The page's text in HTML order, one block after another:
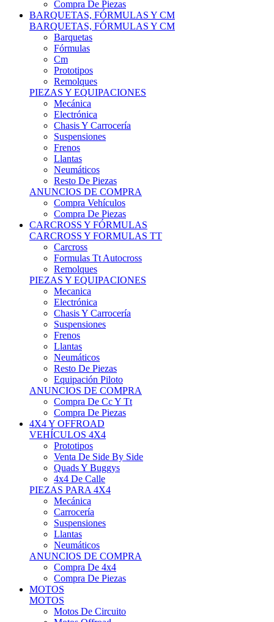
Compra De Piezas
BARQUETAS, FÓRMULAS Y CM
BARQUETAS, FÓRMULAS Y CM
Barquetas
Fórmulas
Cm
Prototipos
Remolques
PIEZAS Y EQUIPACIONES
Mecánica
Electrónica
Chasis Y Carrocería
Suspensiones
Frenos
Llantas
Neumáticos
Resto De Piezas
ANUNCIOS DE COMPRA
Compra Vehículos
Compra De Piezas
CARCROSS Y FÓRMULAS
CARCROSS Y FORMULAS TT
Carcross
Formulas Tt Autocross
Remolques
PIEZAS Y EQUIPACIONES
Mecanica
Electrónica
Chasis Y Carrocería
Suspensiones
Frenos
Llantas
Neumáticos
Resto De Piezas
Equipación Piloto
ANUNCIOS DE COMPRA
Compra De Cc Y Tt
Compra De Piezas
4X4 Y OFFROAD
VEHÍCULOS 4X4
Prototipos
Venta De Side By Side
Quads Y Buggys
4x4 De Calle
PIEZAS PARA 4X4
Mecánica
Carrocería
Suspensiones
Llantas
Neumáticos
ANUNCIOS DE COMPRA
Compra De 4x4
Compra De Piezas
MOTOS
MOTOS
Motos De Circuito